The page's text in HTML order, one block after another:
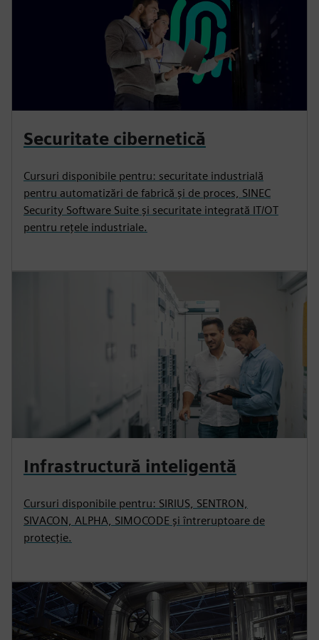
Securitate cibernetică
Cursuri disponibile pentru: securitate industrială
pentru automatizări de fabrică și de proces, SINEC
Security Software Suite și securitate integrată IT/OT
pentru rețele industriale.
Infrastructură inteligentă
Cursuri disponibile pentru: SIRIUS, SENTRON,
SIVACON, ALPHA, SIMOCODE și întreruptoare de
protecție.